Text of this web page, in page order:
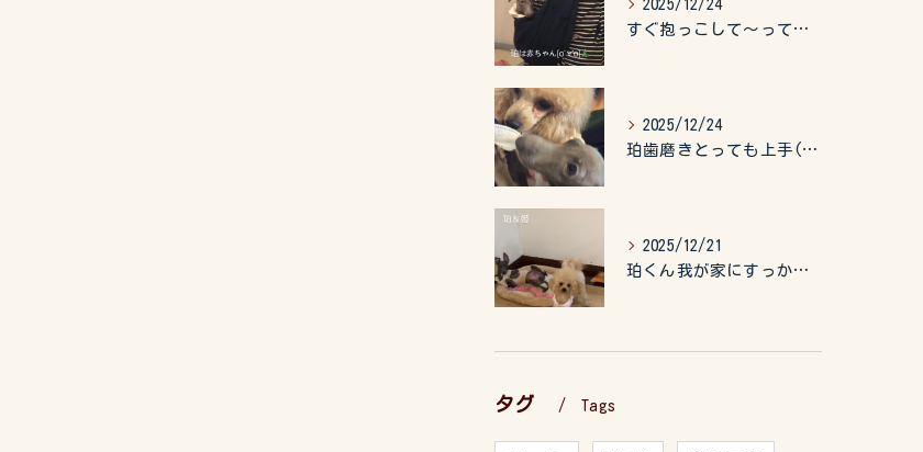
2025/12/24
すぐ抱っこして〜って言うので、抱っこ紐に入れてゆらゆら☺️
2025/12/24
珀歯磨きとっても上手(о´∀`о)
2025/12/21
珀くん我が家にすっかりなれて、キッズのお世話もしてくれて、今...
タグ Tags